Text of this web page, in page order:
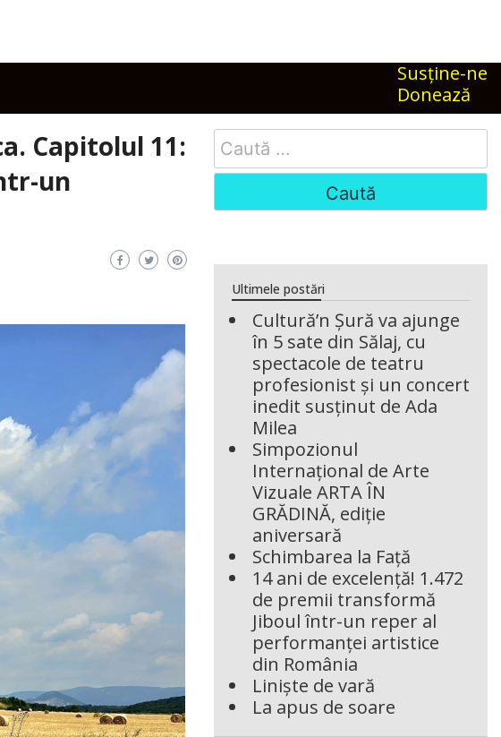
Susţine-ne
Donează
Capitolul 11:
un
Search
for:
Ultimele postări
Cultură’n Șură va ajunge
în 5 sate din Sălaj, cu
spectacole de teatru
profesionist și un concert
inedit susținut de Ada
Milea
Simpozionul
Internațional de Arte
Vizuale ARTA ÎN
GRĂDINĂ, ediție
aniversară
Schimbarea la Față
14 ani de excelență! 1.472
de premii transformă
Jiboul într-un reper al
performanței artistice
din România
Liniște de vară
La apus de soare